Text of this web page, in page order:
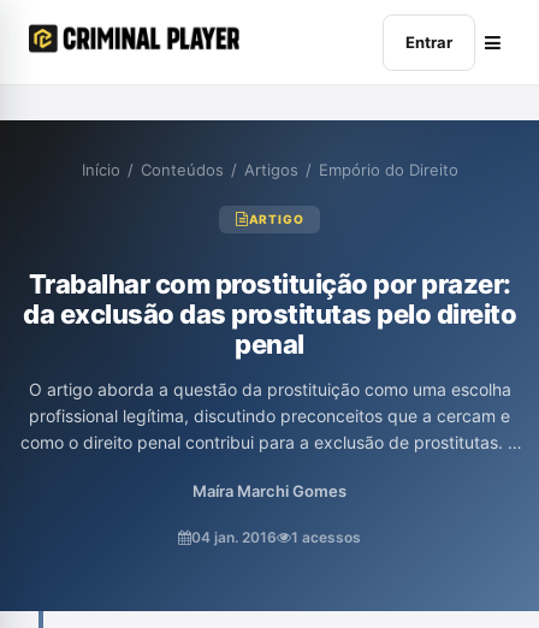
Entrar
Início / Conteúdos / Artigos / Empório do Direito
ARTIGO
Trabalhar com prostituição por prazer:
da exclusão das prostitutas pelo direito
penal
O artigo aborda a questão da prostituição como uma escolha
profissional legítima, discutindo preconceitos que a cercam e
como o direito penal contribui para a exclusão de prostitutas. A
percepção de que a prostituição é uma opção de vida e a visão
necessidade de compreender as nuances das motivações que
Maíra Marchi Gomes
04 jan. 2016 1 acessos